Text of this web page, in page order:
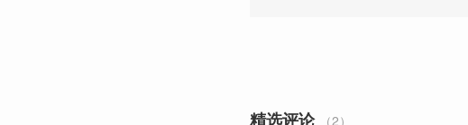
精选评论 （2）